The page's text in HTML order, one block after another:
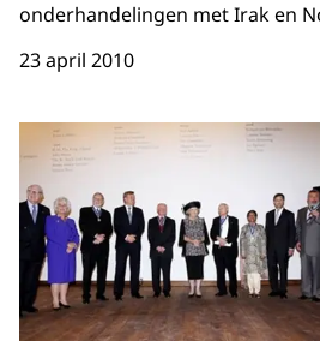
onderhandelingen met Irak en
23 april 2010